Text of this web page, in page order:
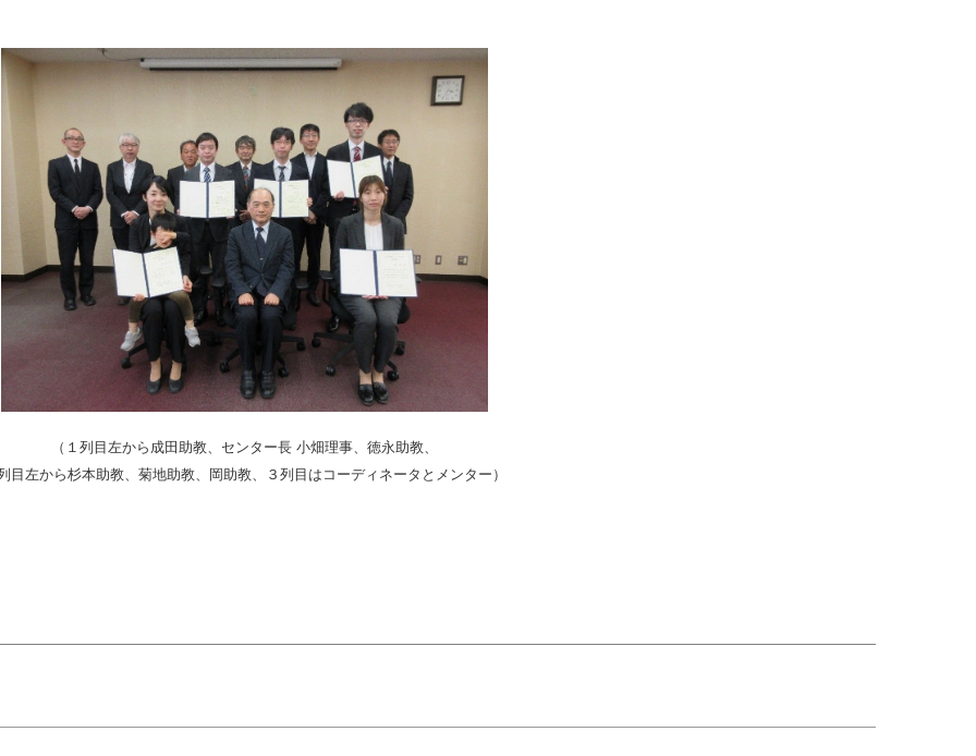
（１列目左から成田助教、センター長 小畑理事、徳永助教、
目左から杉本助教、菊地助教、岡助教、３列目はコーディネータとメンター ）